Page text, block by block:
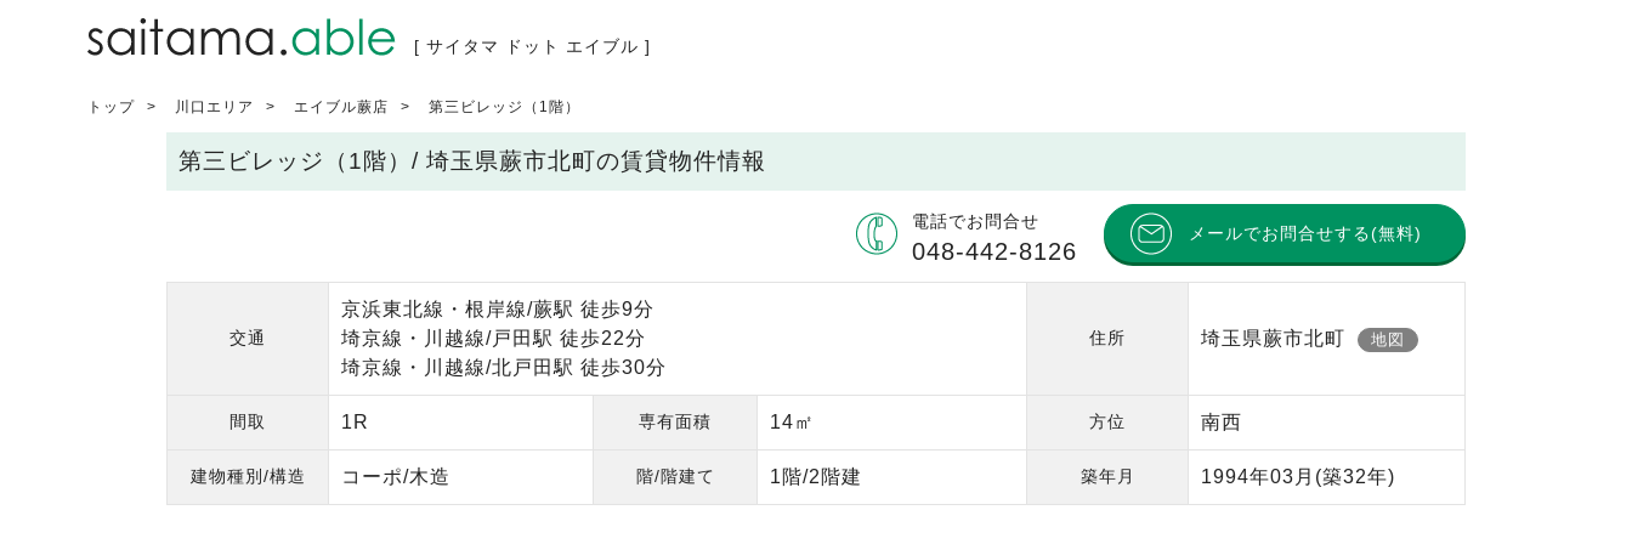
[ サイタマ ドット エイブル ]
トップ 川口エリア エイブル蕨店 第三ビレッジ（1階）
第三ビレッジ（1階）/ 埼玉県蕨市北町の賃貸物件情報
電話でお問合せ
048-442-8126
メールでお問合せする(無料)
交通
京浜東北線・根岸線/蕨駅 徒歩9分
埼京線・川越線/戸田駅 徒歩22分
埼京線・川越線/北戸田駅 徒歩30分
住所 埼玉県蕨市北町 地図
間取 1R 専有面積 14㎡ 方位 南西
建物種別/構造 コーポ/木造 階/階建て 1階/2階建 築年月 1994年03月 (築32年)